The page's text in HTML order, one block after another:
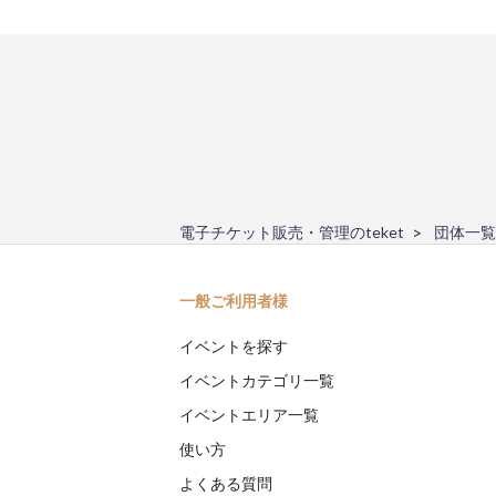
電子チケット販売・管理のteket 団体一覧
一般ご利用者様
イベントを探す
イベントカテゴリ一覧
イベントエリア一覧
使い方
よくある質問